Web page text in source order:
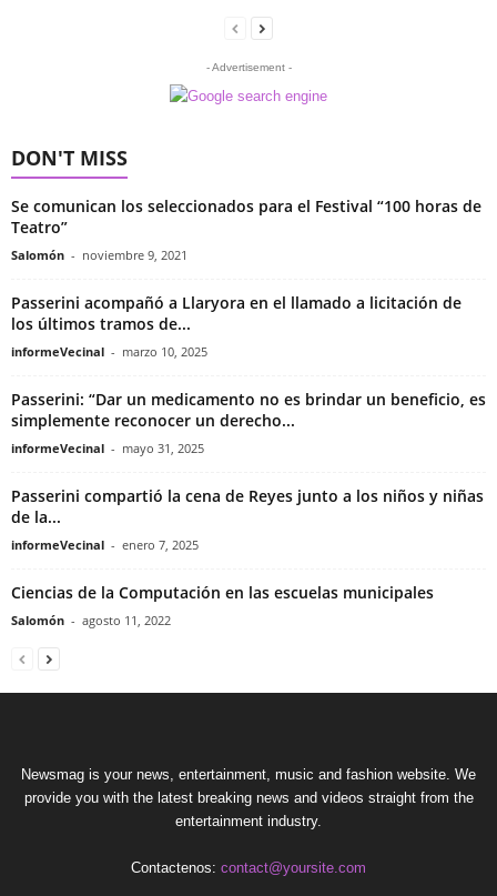
- Advertisement -
DON'T MISS
Se comunican los seleccionados para el Festival “100 horas de
Teatro”
Salomón - noviembre 9, 2021
Passerini acompañó a Llaryora en el llamado a licitación de
los últimos tramos de...
informeVecinal - marzo 10, 2025
Passerini: “Dar un medicamento no es brindar un beneficio, es
simplemente reconocer un derecho...
informeVecinal - mayo 31, 2025
Passerini compartió la cena de Reyes junto a los niños y niñas
de la...
informeVecinal - enero 7, 2025
Ciencias de la Computación en las escuelas municipales
Salomón - agosto 11, 2022
Newsmag is your news, entertainment, music and fashion website. We
provide you with the latest breaking news and videos straight from the
entertainment industry.
Contactenos: contact@yoursite.com